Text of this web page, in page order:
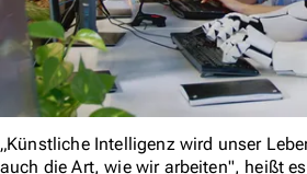
„Künstliche Intelligenz wird unser
auch die Art, wie wir arbeiten", heißt